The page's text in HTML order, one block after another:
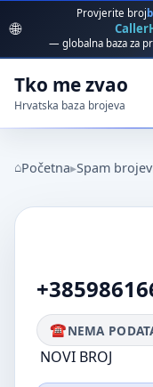
🌐
Provjerite broj
— globalna baza za
Tko me zvao
Hrvatska baza brojeva
Početna Spam
NEMA
NOVI BROJ